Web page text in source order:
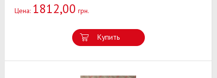
Цена: 1812,00 грн.
Купить